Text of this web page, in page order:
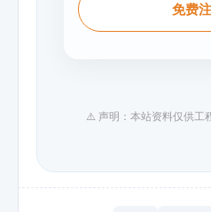
免费
⚠️ 声明：本站资料仅供工